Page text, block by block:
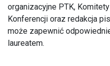
organizacyjne PTK,
Konferencji oraz redakcja
może zapewnić
laureatem.